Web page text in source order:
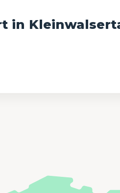
in